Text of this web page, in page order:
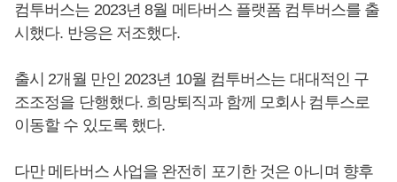
컴투버스는 2023년 8월 메타버스 플랫폼 컴투버스를 출
시했다. 반응은 저조했다.
출시 2개월 만인 2023년 10월 컴투버스는 대대적인 구
조조정을 단행했다. 희망퇴직과 함께 모회사 컴투스로
이동할 수 있도록 했다.
다만 메타버스 사업을 완전히 포기한 것은 아니며 향후